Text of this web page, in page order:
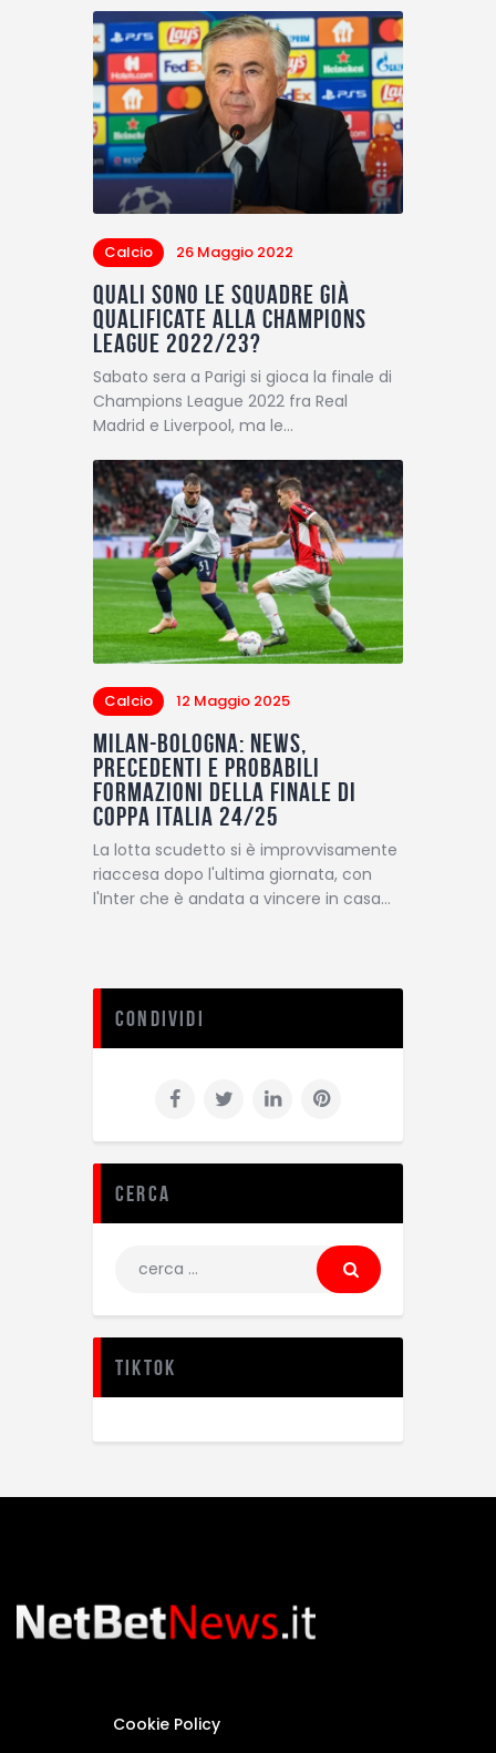
Calcio 26 Maggio 2022
Quali sono le squadre già
qualificate alla Champions
League 2022/23?
Sabato sera a Parigi si gioca la finale di
Champions League 2022 fra Real
Madrid e Liverpool, ma le…
Calcio 12 Maggio 2025
Milan-Bologna: News,
precedenti e probabili
formazioni della finale di
Coppa Italia 24/25
La lotta scudetto si è improvvisamente
riaccesa dopo l'ultima giornata, con
l'Inter che è andata a vincere in casa…
Condividi
Cerca
TikTok
Cookie Policy